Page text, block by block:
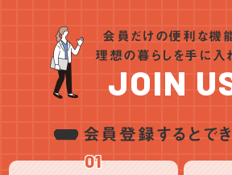
会員だけの便利な機能
理想の暮らしを手に入れ
JOIN
会員登録するとでき
01